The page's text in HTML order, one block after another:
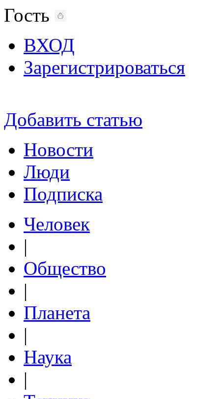
Гость
ВХОД
Зарегистрироваться
Добавить статью
Новости
Люди
Подписка
Человек
|
Общество
|
Планета
|
Наука
|